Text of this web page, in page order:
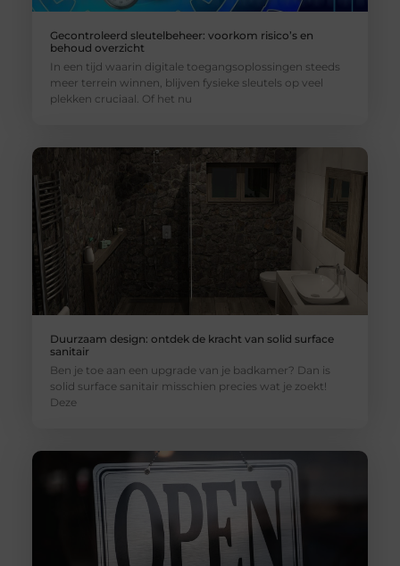
Gecontroleerd sleutelbeheer: voorkom risico’s en
behoud overzicht
In een tijd waarin digitale toegangsoplossingen steeds
meer terrein winnen, blijven fysieke sleutels op veel
plekken cruciaal. Of het nu
Duurzaam design: ontdek de kracht van solid surface
sanitair
Ben je toe aan een upgrade van je badkamer? Dan is
solid surface sanitair misschien precies wat je zoekt!
Deze